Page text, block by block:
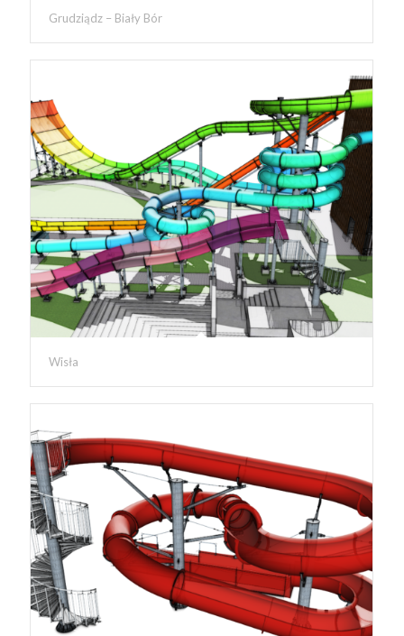
Grudziądz – Biały Bór
Wisła